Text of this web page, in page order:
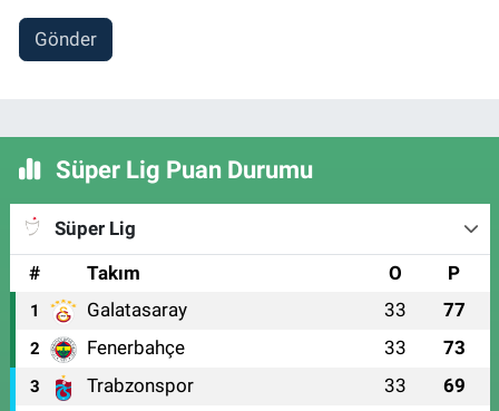
Gönder
Süper Lig Puan Durumu
Süper Lig
#
Takım O P
1 Galatasaray 33 77
2 Fenerbahçe 33 73
3 Trabzonspor 33 69